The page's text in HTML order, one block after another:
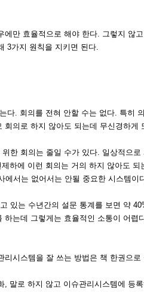
에만 효율적으로 해야 한다. 그렇지 않
3가지 원칙을 지키면 된다.
다. 회의를 전혀 안할 수는 없다. 특히
회의로 하지 않아도 되는데 무신경하게
한 회의는 줄일 수가 있다. 일상적으
하에 이런 회의는 거의 하지 않아도
에서는 없어서는 안될 중요한 시스템
있는 수년간의 설문 통계를 보면 약
하는데 그렇게는 효율적인 소통이 어
리시스템을 잘 쓰는 방법은 책 한권으
, 말로 하지 않고 이슈관리시스템에 등